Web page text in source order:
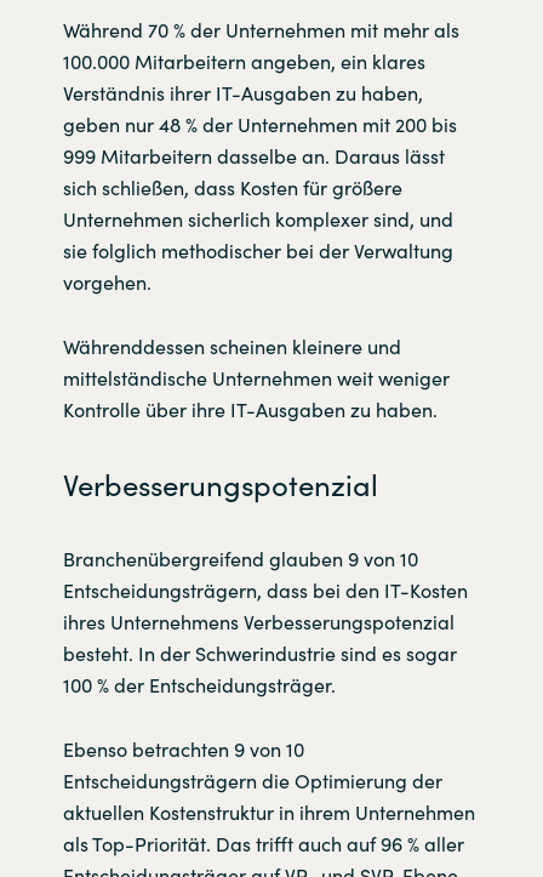
Während 70 % der Unternehmen mit mehr als
100.000 Mitarbeitern angeben, ein klares
Verständnis ihrer IT-Ausgaben zu haben,
geben nur 48 % der Unternehmen mit 200 bis
999 Mitarbeitern dasselbe an. Daraus lässt
sich schließen, dass Kosten für größere
Unternehmen sicherlich komplexer sind, und
sie folglich methodischer bei der Verwaltung
vorgehen.
Währenddessen scheinen kleinere und
mittelständische Unternehmen weit weniger
Kontrolle über ihre IT-Ausgaben zu haben.
Verbesserungspotenzial
Branchenübergreifend glauben 9 von 10
Entscheidungsträgern, dass bei den IT-Kosten
ihres Unternehmens Verbesserungspotenzial
besteht. In der Schwerindustrie sind es sogar
100 % der Entscheidungsträger.
Ebenso betrachten 9 von 10
Entscheidungsträgern die Optimierung der
aktuellen Kostenstruktur in ihrem Unternehmen
als Top-Priorität. Das trifft auch auf 96 % aller